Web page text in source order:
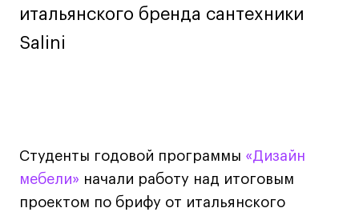
Ландшафтный дизайн
Все программы
Дизайн одежды
Стайлинг
Современная живопись
итальянского бренда сантехники
Salini
Студенты годовой программы «Дизайн
мебели» начали работу над итоговым
проектом по брифу от итальянского